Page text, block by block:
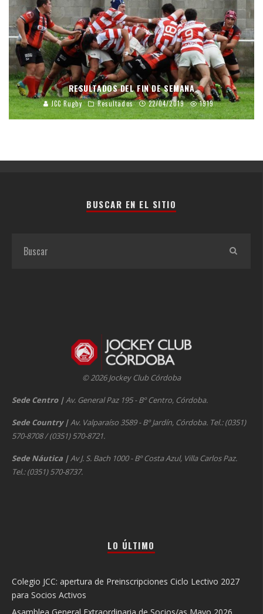
RESULTADOS DEL FIN DE SEMANA
JCC Rugby Resultados 22/04/2019 1919
BUSCAR EN EL SITIO
© 2026 Jockey Club Córdoba
Sede Centro |Av. General Paz 195 - Bº Centro, Córdoba.
Sede Country |Av. Valparaíso 3589 - Bº Jardín, Córdoba. Tel.: (0351)
570-8708 / (0351) 570-8721.
Sede Náutica |Av J. S. Bach 1000 - Bº Costa Azul, Villa Carlos Paz.
Tel.: (0351) 570-8737.
LO ÚLTIMO
Colegio JCC: apertura de Preinscripciones Ciclo Lectivo 2027
para Socios Activos